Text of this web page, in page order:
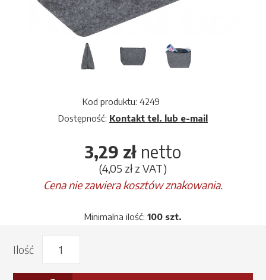
Kod produktu: 4249
Dostępność: Kontakt tel. lub e-mail
3,29 zł netto
(4,05 zł z VAT)
Cena nie zawiera kosztów znakowania.
Minimalna ilość: 100 szt.
Ilość